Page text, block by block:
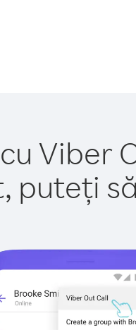
Viber
puteți